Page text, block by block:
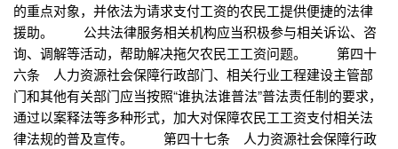
的重点对象，并依法为请求支付工资的农民工提供便捷的法律
援助。 公共法律服务相关机构应当积极参与相关诉讼、咨
询、调解等活动，帮助解决拖欠农民工工资问题。 第四十
六条 人力资源社会保障行政部门、相关行业工程建设主管部
门和其他有关部门应当按照“谁执法谁普法”普法责任制的要求，
通过以案释法等多种形式，加大对保障农民工工资支付相关法
律法规的普及宣传。 第四十七条 人力资源社会保障行政